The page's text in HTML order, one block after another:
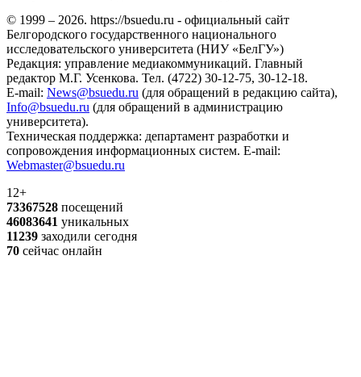
© 1999 – 2026. https://bsuedu.ru - официальный сайт
Белгородского государственного национального
исследовательского университета (НИУ «БелГУ»)
Редакция: управление медиакоммуникаций. Главный
редактор М.Г. Усенкова. Тел. (4722) 30-12-75, 30-12-18.
E-mail: News@bsuedu.ru (для обращений в редакцию сайта),
Info@bsuedu.ru (для обращений в администрацию
университета).
Техническая поддержка: департамент разработки и
сопровождения информационных систем. E-mail:
Webmaster@bsuedu.ru
12+
73367528 посещений
46083641 уникальных
11239 заходили сегодня
70 сейчас онлайн